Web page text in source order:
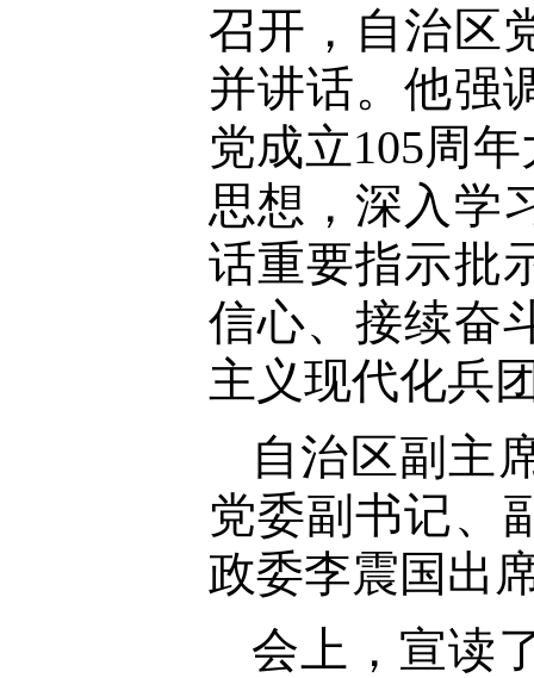
召开，自治区
并讲话。他强
党成立105周
思想，深入学
话重要指示批
信心、接续奋
主义现代化兵
自治区副主
党委副书记、
政委李震国出
会上，宣读